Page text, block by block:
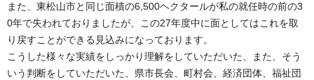
また、東松山市と同じ面積の6,500ヘクタールが私の就任時の前の3
0年で失われておりましたが、この27年度中に面としてはこれを取
り戻すことができる見込みになっております。
こうした様々な実績をしっかり理解をしていただいた、また、そう
いう判断をしていただいた、県市長会、町村会、経済団体、福祉団